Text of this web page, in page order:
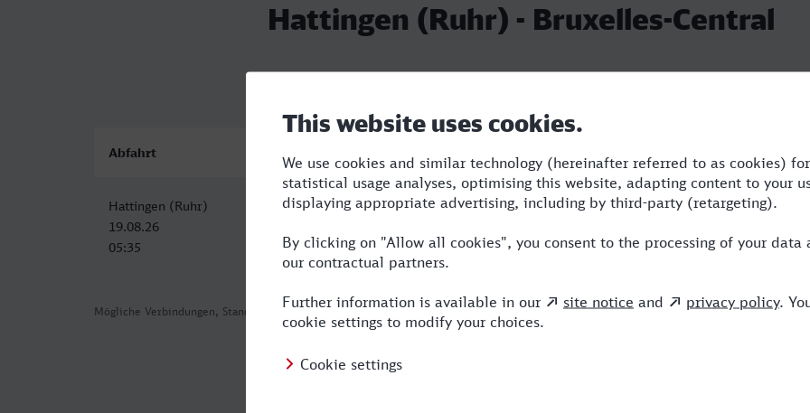
Hattingen (Ruhr) - Bruxelles-Central
Mögliche Verbindungen, Stand: 2026-08-05 02:45
Abfahrt
Hattingen (Ruhr)
19.08.26
05:35
Bruxelles-Central
09:34
3:59 3 R,S,NX,ICE